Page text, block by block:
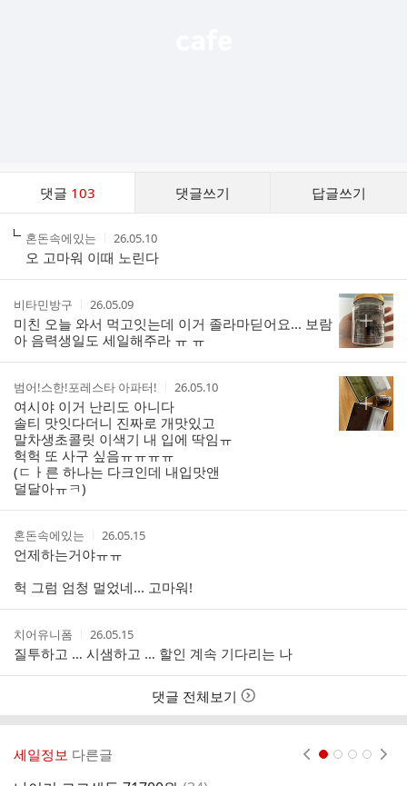
댓글 103 댓글쓰기 답글쓰기
스
작
성
자
혼돈속에있는
작
성
시
간
26.05.10
오 고마워 이때 노린다
작
성
자
비타민방구
작
성
시
간
26.05.09
미친 오늘 와서 먹고잇는데 이거 졸라마딛어요... 보람
아 음력생일도 세일해주라 ㅠ ㅠ
작
성
자
범어!스한!포레스타 아파터!
작
시
간
26.05.10
여시야 이거 난리도 아니다
솔티 맛잇다더니 진짜로 개맛있고
말차생초콜릿 이색기 내 입에 딱임ㅠ
헉헉 또 사구 싶음ㅠㅠㅠㅠ
(ㄷㅏ른 하나는 다크인데 내입맛앤
덜달아ㅠㅋ)
작
성
자
혼돈속에있는
작
시
간
26.05.15
언제하는거야ㅠㅠ
헉 그럼 엄청 멀었네... 고마워!
작
성
자
치어유니폼
작
성
시
간
26.05.15
질투하고 … 시샘하고 … 할인 계속 기다리는 나
댓글 전체보기
세일정보 다른글